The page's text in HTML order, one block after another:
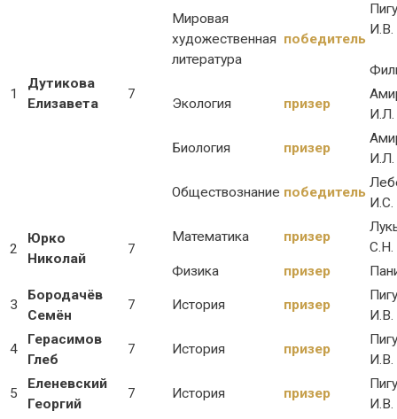
1
Дутикова
Елизавета
7
Мировая
художественная
литература
победитель
И.В.
Экология призер
И.Л.
Биология призер
И.Л.
Обществознание победитель
И.С.
2
Юрко
Николай
7
Математика призер
С.Н.
Физика
призер
3
Бородачёв
Семён
7 История призер
И.В.
4
Герасимов
Глеб
7 История призер
И.В.
5
Еленевский
Георгий
7 История призер
И.В.